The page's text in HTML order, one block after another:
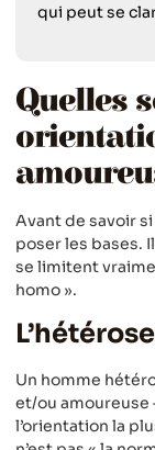
qui peut se
Quelles
Avant de savoir
poser les bases.
se limitent
homo ».
Un homme
et/ou amoureuse
l’orientation la